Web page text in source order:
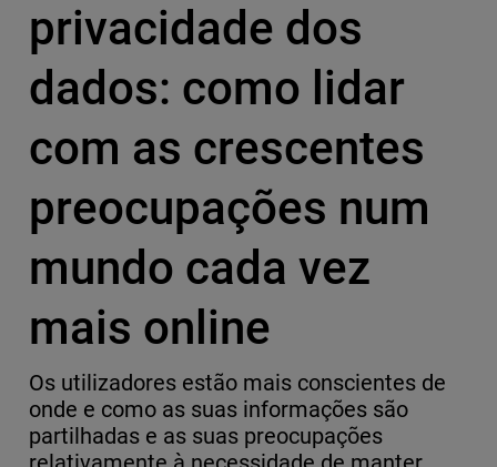
privacidade dos
dados: como lidar
com as crescentes
preocupações num
mundo cada vez
mais online
Os utilizadores estão mais conscientes de
onde e como as suas informações são
partilhadas e as suas preocupações